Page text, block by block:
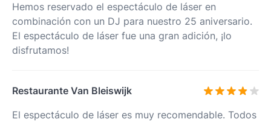
Hemos reservado el espectáculo de láser en
combinación con un DJ para nuestro 25 aniversario.
El espectáculo de láser fue una gran adición, ¡lo
disfrutamos!
Restaurante Van Bleiswijk
El espectáculo de láser es muy recomendable. Todos